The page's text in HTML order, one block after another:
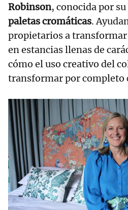
Robinson, conocida por su
paletas cromáticas.
propietarios a transformar
en estancias llenas de
cómo el uso creativo del
transformar por completo